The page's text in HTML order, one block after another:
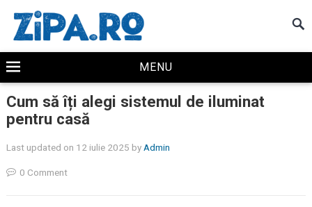
MENU
Cum să îți alegi sistemul de iluminat
pentru casă
Last updated on 12 iulie 2025 by Admin
0 Comment